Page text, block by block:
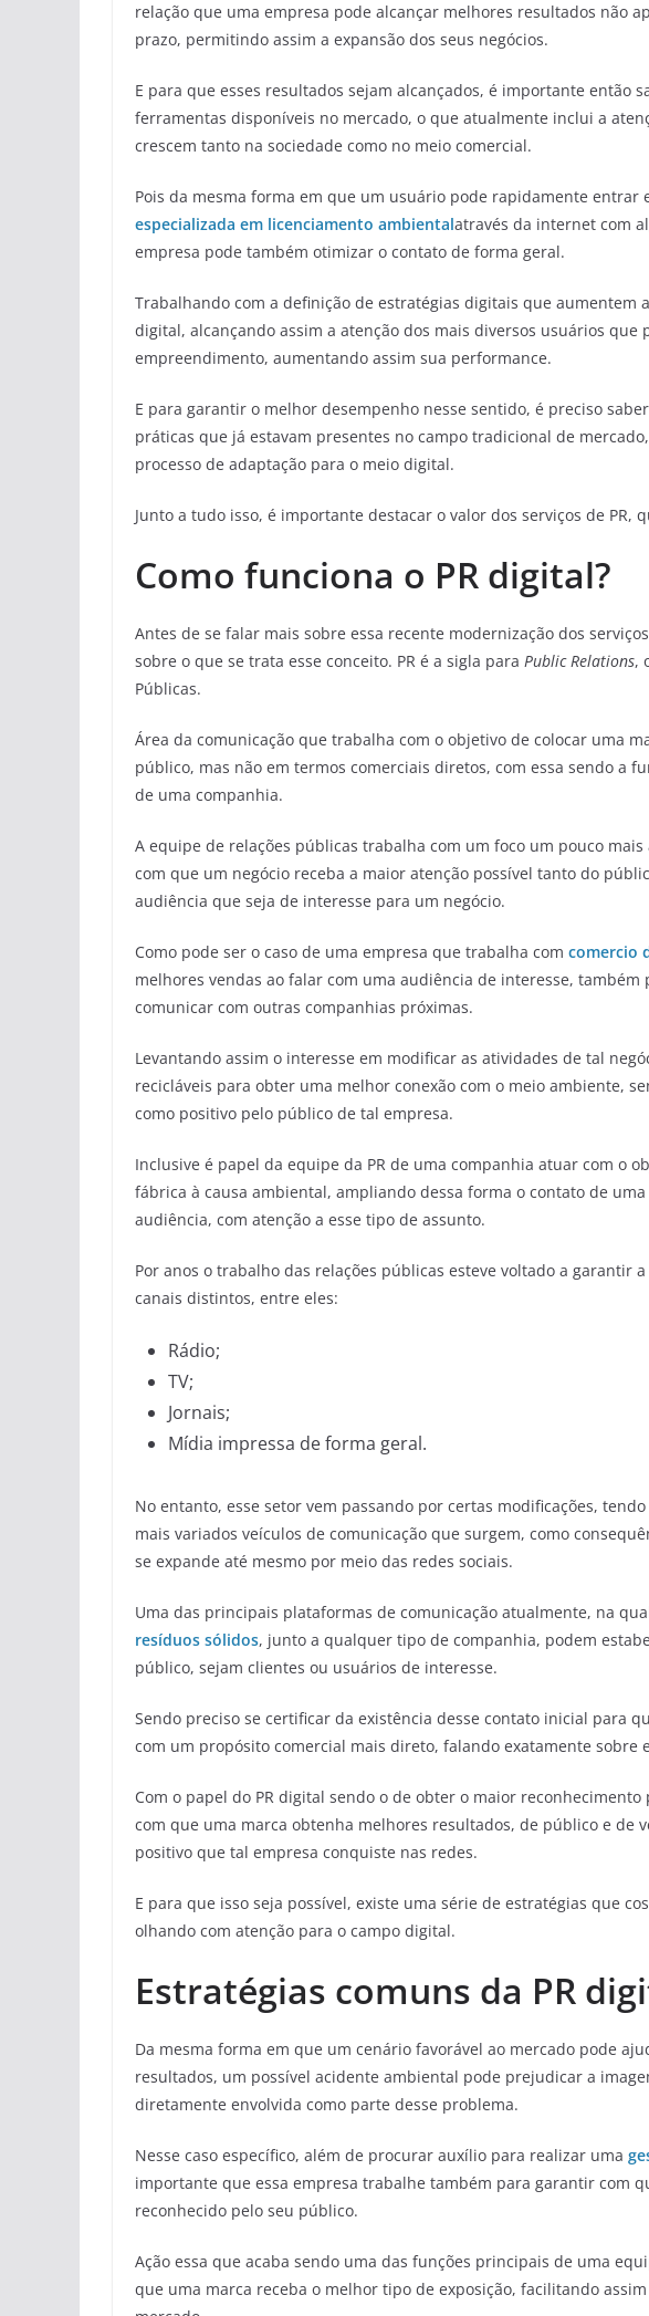
relação que uma empresa pode alcançar melhores resultados não
prazo, permitindo assim a expansão dos seus negócios.
E para que esses resultados sejam alcançados, é importante então
ferramentas disponíveis no mercado, o que atualmente inclui a
crescem tanto na sociedade como no meio comercial.
Pois da mesma forma em que um usuário pode rapidamente entrar
especializada em licenciamento ambientalatravés da internet com
empresa pode também otimizar o contato de forma geral.
Trabalhando com a definição de estratégias digitais que aumentem
digital, alcançando assim a atenção dos mais diversos usuários que
empreendimento, aumentando assim sua performance.
E para garantir o melhor desempenho nesse sentido, é preciso
práticas que já estavam presentes no campo tradicional de
processo de adaptação para o meio digital.
Junto a tudo isso, é importante destacar o valor dos serviços de PR,
Como funciona o PR digital?
Antes de se falar mais sobre essa recente modernização dos
sobre o que se trata esse conceito. PR é a sigla para Public Relations,
Públicas.
Área da comunicação que trabalha com o objetivo de colocar uma
público, mas não em termos comerciais diretos, com essa sendo a
de uma companhia.
A equipe de relações públicas trabalha com um foco um pouco
com que um negócio receba a maior atenção possível tanto do
audiência que seja de interesse para um negócio.
Como pode ser o caso de uma empresa que trabalha com comercio
melhores vendas ao falar com uma audiência de interesse,
comunicar com outras companhias próximas.
Levantando assim o interesse em modificar as atividades de tal
recicláveis para obter uma melhor conexão com o meio ambiente,
como positivo pelo público de tal empresa.
Inclusive é papel da equipe da PR de uma companhia atuar com o
fábrica à causa ambiental, ampliando dessa forma o contato de
audiência, com atenção a esse tipo de assunto.
Por anos o trabalho das relações públicas esteve voltado a garantir
canais distintos, entre eles:
Rádio;
TV;
Jornais;
Mídia impressa de forma geral.
No entanto, esse setor vem passando por certas modificações,
mais variados veículos de comunicação que surgem, como
se expande até mesmo por meio das redes sociais.
Uma das principais plataformas de comunicação atualmente, na
resíduos sólidos, junto a qualquer tipo de companhia, podem
público, sejam clientes ou usuários de interesse.
Sendo preciso se certificar da existência desse contato inicial para
com um propósito comercial mais direto, falando exatamente sobre
Com o papel do PR digital sendo o de obter o maior
com que uma marca obtenha melhores resultados, de público e de
positivo que tal empresa conquiste nas redes.
E para que isso seja possível, existe uma série de estratégias que
olhando com atenção para o campo digital.
Estratégias comuns da PR
Da mesma forma em que um cenário favorável ao mercado pode
resultados, um possível acidente ambiental pode prejudicar a
diretamente envolvida como parte desse problema.
Nesse caso específico, além de procurar auxílio para realizar uma
importante que essa empresa trabalhe também para garantir com
reconhecido pelo seu público.
Ação essa que acaba sendo uma das funções principais de uma
que uma marca receba o melhor tipo de exposição, facilitando